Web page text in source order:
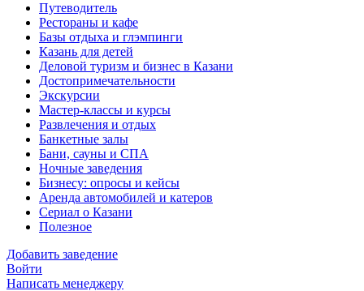
Путеводитель
Рестораны и кафе
Базы отдыха и глэмпинги
Казань для детей
Деловой туризм и бизнес в Казани
Достопримечательности
Экскурсии
Мастер-классы и курсы
Развлечения и отдых
Банкетные залы
Бани, сауны и СПА
Ночные заведения
Бизнесу: опросы и кейсы
Аренда автомобилей и катеров
Сериал о Казани
Полезное
Добавить заведение
Войти
Написать менеджеру